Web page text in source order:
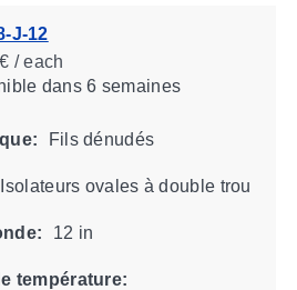
J-12
/ each
dans 6 semaines
Fils dénudés
Isolateurs ovales à double trou
12 in
température: